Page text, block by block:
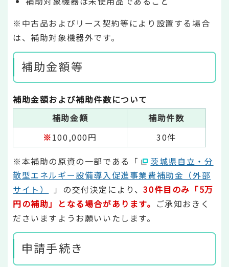
※中古品およびリース契約等により設置する場合
は、補助対象機器外です。
補助金額等
補助金額および補助件数について
補助金額
補助件数
※100,000円
30件
※本補助の原資の一部である「
茨城県自立・分
散型エネルギー設備導入促進事業費補助金（外部
サイト）
」の交付決定により、30件目のみ「5万
円の補助」となる場合があります。 ご承知おきく
ださいますようお願いいたします。
申請手続き